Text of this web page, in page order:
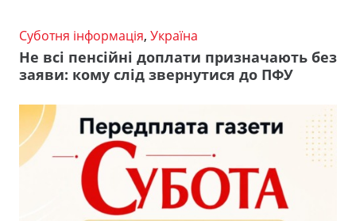
Суботня інформація, Україна
Не всі пенсійні доплати призначають без
заяви: кому слід звернутися до ПФУ